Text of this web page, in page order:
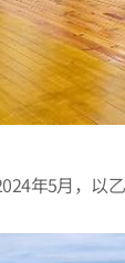
年5月，以